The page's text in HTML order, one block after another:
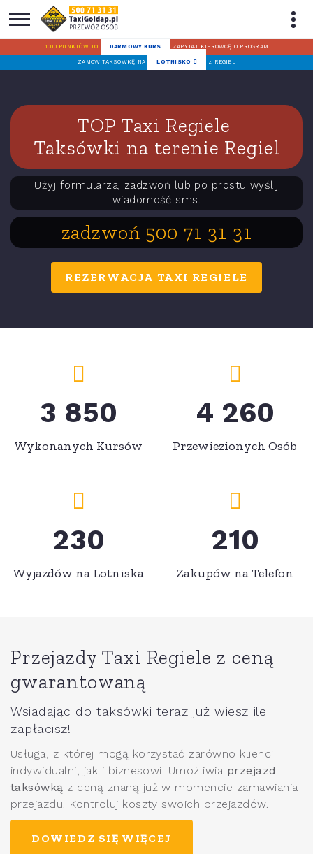
1000 PUNKTÓW TO DARMOWY KURS ZAPYTAJ KIEROWCĘ O PROGRAM
ZAMÓW TAKSÓWKĘ NA LOTNISKO z REGIEL
TOP Taxi Regiele
Taksówki na terenie Regiel
Użyj formularza, zadzwoń lub po prostu wyślij
wiadomość sms.
zadzwoń 500 71 31 31
REZERWACJA TAXI REGIELE
3 850
Wykonanych Kursów
4 260
Przewiezionych Osób
230
Wyjazdów na Lotniska
210
Zakupów na Telefon
Przejazdy Taxi Regiele z ceną
gwarantowaną
Wsiadając do taksówki teraz już wiesz ile
zapłacisz!
Usługa, z której mogą korzystać zarówno klienci
indywidualni, jak i biznesowi. Umożliwia przejazd
taksówką z ceną znaną już w momencie zamawiania
przejazdu. Kontroluj koszty swoich przejazdów.
DOWIEDZ SIĘ WIĘCEJ